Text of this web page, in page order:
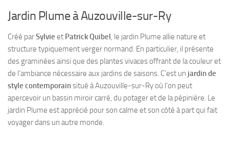
Jardin Plume à Auzouville-sur-Ry
Créé parSylvie et Patrick Quibel, le jardin Plume allie nature et
structure typiquement verger normand. En particulier, il présente
des graminées ainsi que des plantes vivaces offrant de la couleur et
de l’ambiance nécessaire aux jardins de saisons. C’est un jardin de
style contemporainsitué à Auzouville-sur-Ry où l’on peut
apercevoir un bassin miroir carré, du potager et de la pépinière. Le
jardin Plume est apprécié pour son calme et son côté à part qui fait
voyager dans un autre monde.